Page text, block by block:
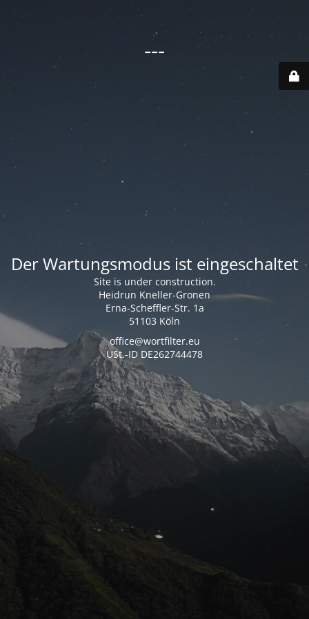
---
Der Wartungsmodus ist eingeschaltet
Site is under construction.
Heidrun Kneller-Gronen
Erna-Scheffler-Str. 1a
51103 Köln
office@wortfilter.eu
USt.-ID DE262744478